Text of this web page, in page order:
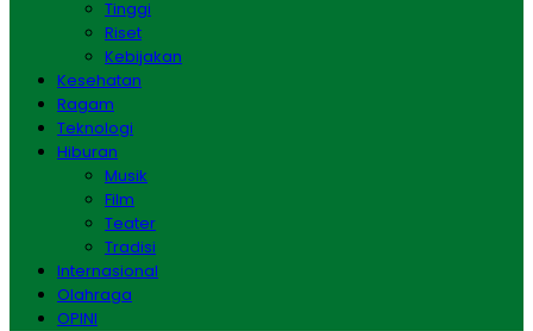
Tinggi
Riset
Kebijakan
Kesehatan
Ragam
Teknologi
Hiburan
Musik
Film
Teater
Tradisi
Internasional
Olahraga
OPINI